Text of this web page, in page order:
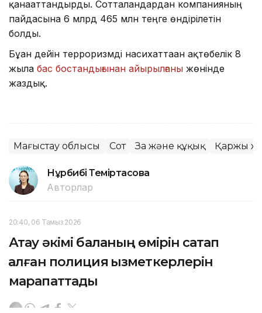
қанағаттандырды. Сотталғандардан компанияның
пайдасына 6 млрд 465 млн теңге өндірілетін
болды.
Бұған дейін терроризмді насихаттаған ақтөбелік 8
жылға бас бостандығынан айырылғаны жөнінде
жаздық.
Маңғыстау облысы Сот Заң және құқық Қаржы
Нұрбибі Теміртасова
Авторлар
20:40, 06 Тамыз 2026
Ақтау әкімі баланың өмірін сақтап
қалған полиция қызметкерлерін
марапаттады